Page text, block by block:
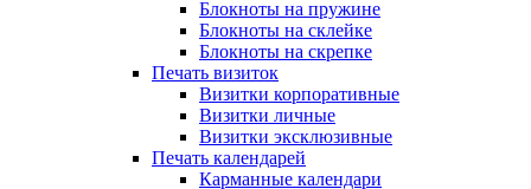
Блокноты на пружине
Блокноты на склейке
Блокноты на скрепке
Печать визиток
Визитки корпоративные
Визитки личные
Визитки эксклюзивные
Печать календарей
Карманные календари